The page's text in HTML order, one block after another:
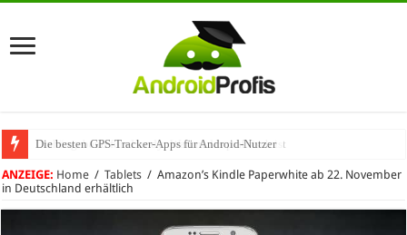
Die besten GPS-Tracker-Apps für Android-Nutzer
Umhängeband fürs Handy: Warum das praktisch ist
ANZEIGE: Home / Tablets / Amazon’s Kindle Paperwhite ab 22. November
in Deutschland erhältlich